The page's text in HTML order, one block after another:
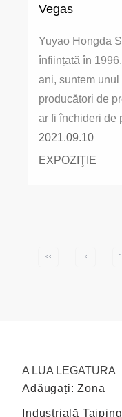
Vegas
Yuyao Hongda
înființată în
ani, suntem
producători de
ar fi închideri de
2021.09.10
EXPOZIŢIE
‹‹ ‹
A LUA LEGATURA
Adăugați: Zona
Industrială Taiping